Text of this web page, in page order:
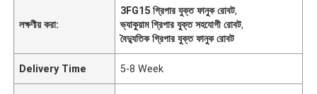
লক্ষণীয় করা:
3FG15 গ্রিপার যুক্ত ফানুক রোবট,
ভ্যাকুয়াম গ্রিপার যুক্ত সহযোগী রোবট,
বৈদ্যুতিক গ্রিপার যুক্ত ফানুক রোবট
Delivery Time 5-8 Week